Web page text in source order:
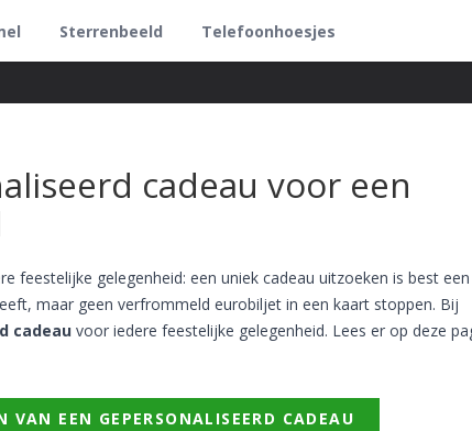
Sterrenbeeld Telefoonhoesjes
cadeau voor een
feestelijke gelegenheid: een uniek cadeau uitzoeken is best een
maar geen verfrommeld eurobiljet in een kaart stoppen. Bij
cadeau voor iedere feestelijke gelegenheid. Lees er op deze
EEN GEPERSONALISEERD CADEAU